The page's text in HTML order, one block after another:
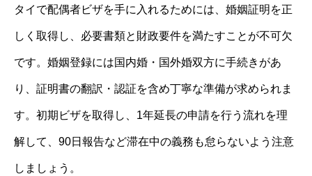
タイで配偶者ビザを手に入れるためには、婚姻証明を正
しく取得し、必要書類と財政要件を満たすことが不可欠
です。婚姻登録には国内婚・国外婚双方に手続きがあ
り、証明書の翻訳・認証を含め丁寧な準備が求められま
す。初期ビザを取得し、1年延長の申請を行う流れを理
解して、90日報告など滞在中の義務も怠らないよう注意
しましょう。